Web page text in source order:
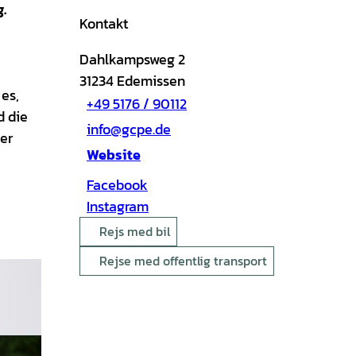
die
Kontakt
Dahlkampsweg 2
31234Edemissen
+49 5176 / 90112
info@gcpe.de
Website
Facebook
Instagram
Rejs med bil
Rejse med offentlig transport